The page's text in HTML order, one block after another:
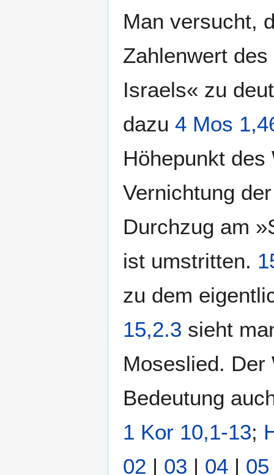
Man versucht,
Zahlenwert
Israels« zu
dazu 4 Mos
Höhepunkt
Vernichtung
Durchzug am
ist umstritten.
zu dem
15,2.3 sieht
Moseslied. Der
Bedeutung
1 Kor 10,1-13;
02 | 03 | 04 | 05